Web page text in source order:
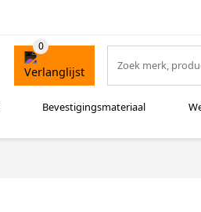
Bevestigingsmateriaal